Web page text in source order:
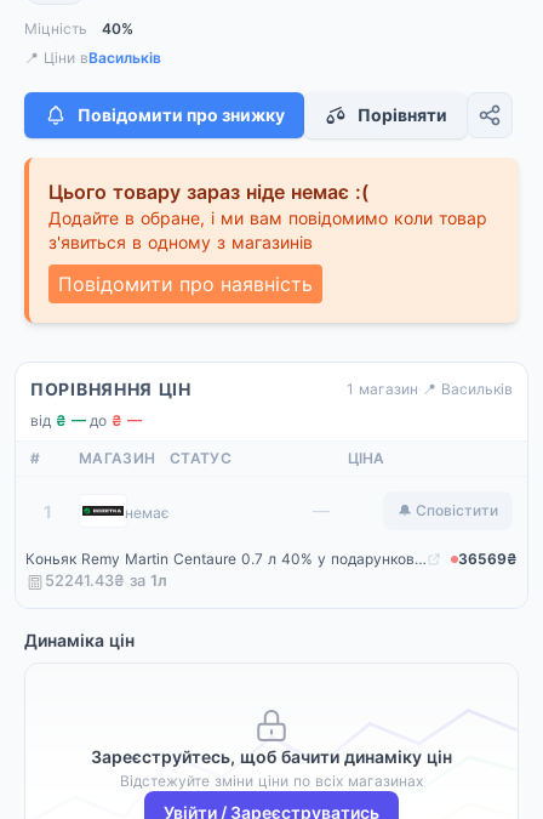
Міцність
40%
📍 Ціни вВасильків
Повідомити про знижку Порівняти
Цього товару зараз ніде немає :(
Додайте в обране, і ми вам повідомимо коли товар
з'явиться в одному з магазинів
Повідомити про наявність
ПОРІВНЯННЯ ЦІН 1 магазин· 📍 Васильків
від ₴ —·до ₴ —
# МАГАЗИН СТАТУС ЦІНА
1 Rozetka
немає — 🔔 Сповістити
Коньяк Remy Martin Centaure 0.7 л 40% у подарунковій упаковці (3024480008339)
36569₴
52241.43₴ за 1л
Динаміка цін
Зареєструйтесь, щоб бачити динаміку цін
Відстежуйте зміни ціни по всіх магазинах
Увійти / Зареєструватись